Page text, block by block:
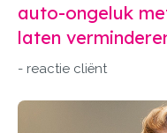
auto-ongeluk
laten
- reactie cliënt